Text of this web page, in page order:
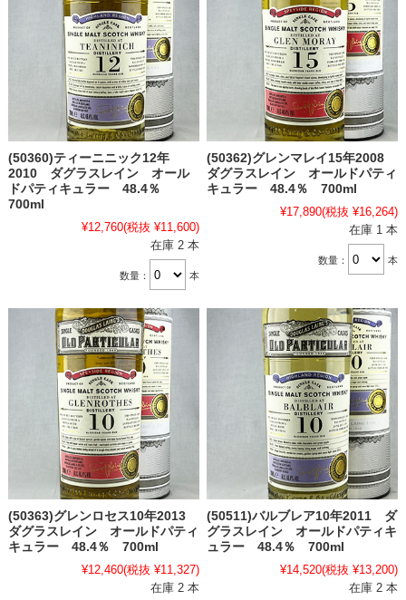
(50360)ティーニニック12年
2010 ダグラスレイン オール
ドパティキュラー 48.4％
700ml
¥12,760(税抜 ¥11,600)
在庫 2 本
数量： 本
(50362)グレンマレイ15年2008
ダグラスレイン オールドパティ
キュラー 48.4％ 700ml
¥17,890(税抜 ¥16,264)
在庫 1 本
数量： 本
(50363)グレンロセス10年2013
ダグラスレイン オールドパティ
キュラー 48.4％ 700ml
¥12,460(税抜 ¥11,327)
在庫 2 本
(50511)バルブレア10年2011 ダ
グラスレイン オールドパティキ
ュラー 48.4％ 700ml
¥14,520(税抜 ¥13,200)
在庫 2 本